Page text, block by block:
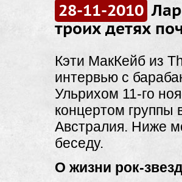
28-11-2010
троих детях
Кэти МакКейб из
интервью с
Ульрихом 11-го
концертом группы
Австралия. Ниже
беседу.
О жизни рок-